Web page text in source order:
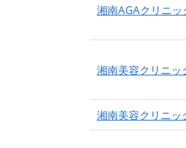
湘南AGAクリニッ
湘南美容クリニッ
湘南美容クリニッ